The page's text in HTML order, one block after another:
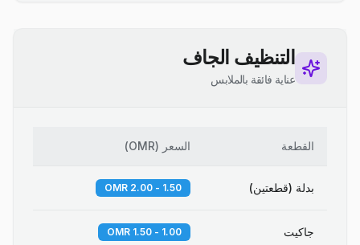
التنظيف الجاف
عناية فائقة بالملابس
القطعة السعر (
OMR
)
بدلة (قطعتين) 1.50 - 2.00 OMR
جاكيت 1.00 - 1.50 OMR